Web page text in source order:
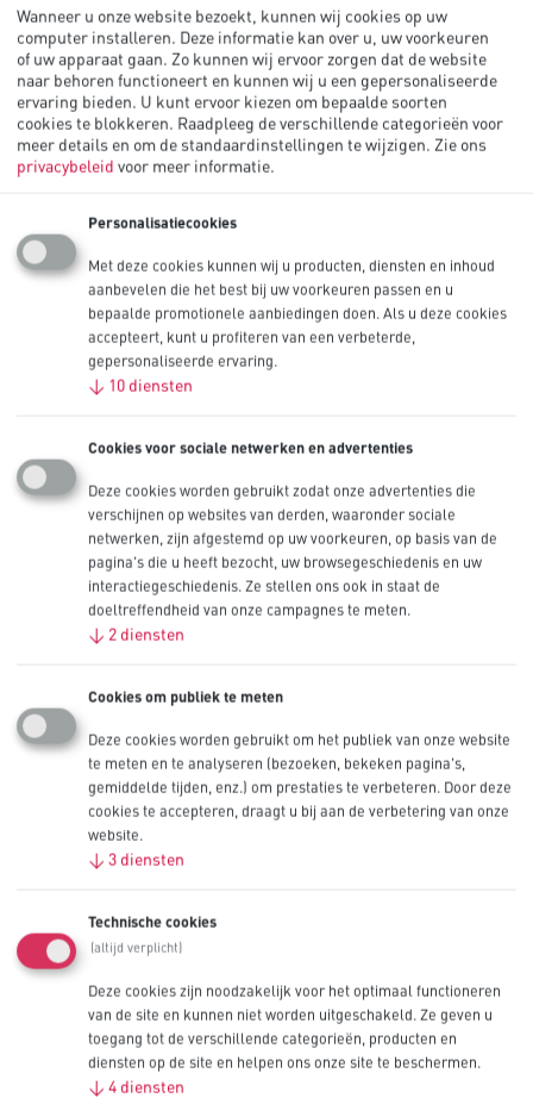
Industrieën
Technische bibliotheek
Innovatie
OEM
Neem contact op
Beveiligingspictogrammen
Voor Batterijen
Verwijder de batterijen voordat u het apparaat opbergt
In geval van inslikken, onmiddellijk een arts raadplegen
Niet samen te gebruiken : oude en nieuwe batterijen
Niet samen te gebruiken : verschillende merken en/of
types
Plaats batterijen volgens (+/-) tekens
Wanneer u onze website bezoekt, kunnen wij cookies op uw
computer installeren. Deze informatie kan over u, uw voorkeuren
of uw apparaat gaan. Zo kunnen wij ervoor zorgen dat de website
naar behoren functioneert en kunnen wij u een gepersonaliseerde
ervaring bieden. U kunt ervoor kiezen om bepaalde soorten
cookies te blokkeren. Raadpleeg de verschillende categorieën voor
meer details en om de standaardinstellingen te wijzigen. Zie ons
privacybeleid voor meer informatie.
Personalisatiecookies
Met deze cookies kunnen wij u producten, diensten en inhoud
aanbevelen die het best bij uw voorkeuren passen en u
bepaalde promotionele aanbiedingen doen. Als u deze cookies
accepteert, kunt u profiteren van een verbeterde,
gepersonaliseerde ervaring.
↓ 10 diensten
Cookies voor sociale netwerken en advertenties
Deze cookies worden gebruikt zodat onze advertenties die
verschijnen op websites van derden, waaronder sociale
netwerken, zijn afgestemd op uw voorkeuren, op basis van de
pagina's die u heeft bezocht, uw browsegeschiedenis en uw
interactiegeschiedenis. Ze stellen ons ook in staat de
doeltreffendheid van onze campagnes te meten.
↓ 2 diensten
Cookies om publiek te meten
Deze cookies worden gebruikt om het publiek van onze website
te meten en te analyseren (bezoeken, bekeken pagina's,
gemiddelde tijden, enz.) om prestaties te verbeteren. Door deze
cookies te accepteren, draagt u bij aan de verbetering van onze
website.
↓ 3 diensten
Technische cookies
(altijd verplicht)
Deze cookies zijn noodzakelijk voor het optimaal functioneren
van de site en kunnen niet worden uitgeschakeld. Ze geven u
toegang tot de verschillende categorieën, producten en
diensten op de site en helpen ons onze site te beschermen.
↓ 4 diensten